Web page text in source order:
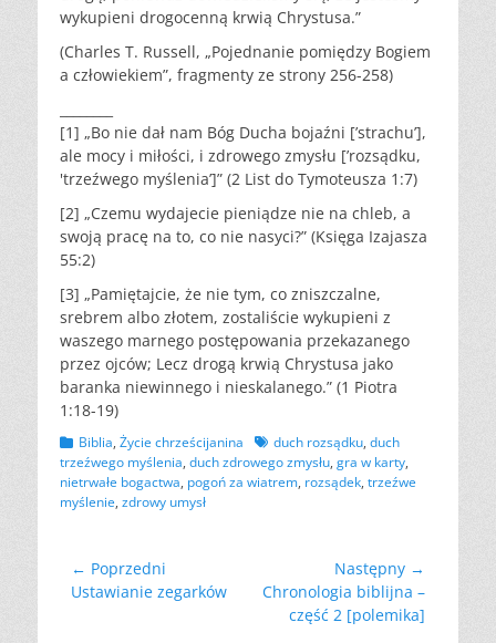
wykupieni drogocenną krwią Chrystusa.”
(Charles T. Russell, „Pojednanie pomiędzy Bogiem
a człowiekiem”, fragmenty ze strony 256-258)
[1] „Bo nie dał nam Bóg Ducha bojaźni [’strachu’],
ale mocy i miłości, i zdrowego zmysłu [’rozsądku,
'trzeźwego myślenia’]” (2 List do Tymoteusza 1:7)
[2] „Czemu wydajecie pieniądze nie na chleb, a
swoją pracę na to, co nie nasyci?” (Księga Izajasza
55:2)
[3] „Pamiętajcie, że nie tym, co zniszczalne,
srebrem albo złotem, zostaliście wykupieni z
waszego marnego postępowania przekazanego
przez ojców; Lecz drogą krwią Chrystusa jako
baranka niewinnego i nieskalanego.” (1 Piotra
1:18-19)
Kategorii
Biblia, Życie chrześcijanina Tagówduch rozsądku, duch
trzeźwego myślenia, duch zdrowego zmysłu, gra w karty,
nietrwałe bogactwa, pogoń za wiatrem, rozsądek, trzeźwe
myślenie, zdrowy umysł
Nawigacja
wpisu
← Poprzedni
Poprzedni
Ustawianie zegarków
Następny →
Następny
Chronologia biblijna –
część 2 [polemika]